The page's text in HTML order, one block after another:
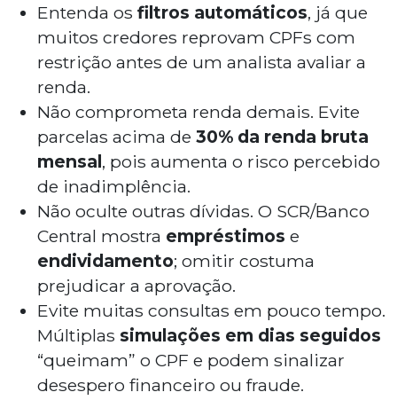
Entenda os filtros automáticos, já que
muitos credores reprovam CPFs com
restrição antes de um analista avaliar a
renda.
Não comprometa renda demais. Evite
parcelas acima de 30% da renda bruta
mensal, pois aumenta o risco percebido
de inadimplência.
Não oculte outras dívidas. O SCR/Banco
Central mostra empréstimos e
endividamento; omitir costuma
prejudicar a aprovação.
Evite muitas consultas em pouco tempo.
Múltiplas simulações em dias seguidos
“queimam” o CPF e podem sinalizar
desespero financeiro ou fraude.